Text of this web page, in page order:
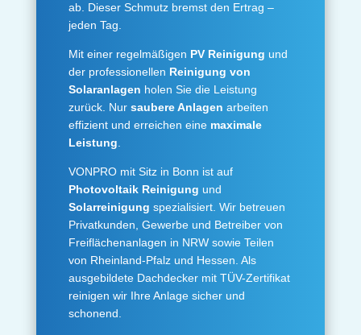
ab. Dieser Schmutz bremst den Ertrag –
jeden Tag.
Mit einer regelmäßigen PV Reinigung und
der professionellen Reinigung von
Solaranlagen holen Sie die Leistung
zurück. Nur saubere Anlagen arbeiten
effizient und erreichen eine maximale
Leistung.
VONPRO mit Sitz in Bonn ist auf
Photovoltaik Reinigung und
Solarreinigung spezialisiert. Wir betreuen
Privatkunden, Gewerbe und Betreiber von
Freiflächenanlagen in NRW sowie Teilen
von Rheinland-Pfalz und Hessen. Als
ausgebildete Dachdecker mit TÜV-Zertifikat
reinigen wir Ihre Anlage sicher und
schonend.